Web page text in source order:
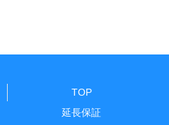
TOP
延長保証